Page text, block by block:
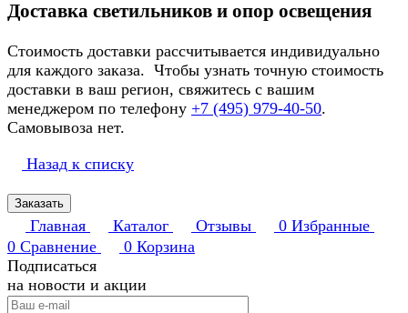
Доставка светильников и опор освещения
Стоимость доставки рассчитывается индивидуально
для каждого заказа. Чтобы узнать точную стоимость
доставки в ваш регион, свяжитесь с вашим
менеджером по телефону +7 (495) 979-40-50.
Самовывоза нет.
Назад к списку
Заказать
Главная Каталог Отзывы 0 Избранные
0 Сравнение 0 Корзина
Подписаться
на новости и акции